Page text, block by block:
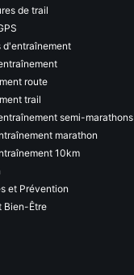
de trail
d'entraînement
route
trail
semi-marathons
marathon
10km
et Prévention
Bien-Être